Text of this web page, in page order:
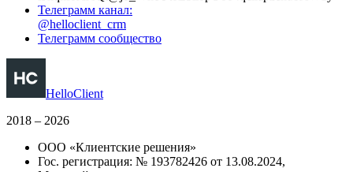
Телеграмм канал:
@helloclient_crm
Телеграмм сообщество
HelloClient
2018 – 2026
ООО «Клиентские решения»
Гос. регистрация: № 193782426 от 13.08.2024,